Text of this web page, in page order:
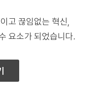
고 끊임없는 혁신,
요소가 되었습니다.